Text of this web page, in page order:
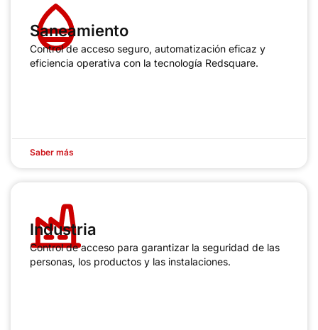
Saneamiento
Control de acceso seguro, automatización eficaz y
eficiencia operativa con la tecnología Redsquare.
Saber más
Industria
Control de acceso para garantizar la seguridad de las
personas, los productos y las instalaciones.